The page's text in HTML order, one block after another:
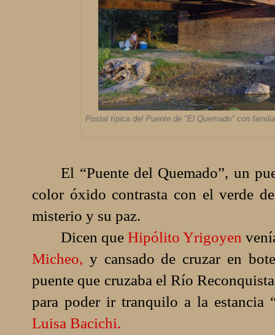
Postal típica del Puente de "El Quemado" con
El “Puente del Quemado”, un
color óxido contrasta con el verde
misterio y su paz.
Dicen queHipólito Yrigoyen
Micheo, y cansado de cruzar en
puente que cruzaba el Río
para poder ir tranquilo a la estancia
Luisa Bacichi.